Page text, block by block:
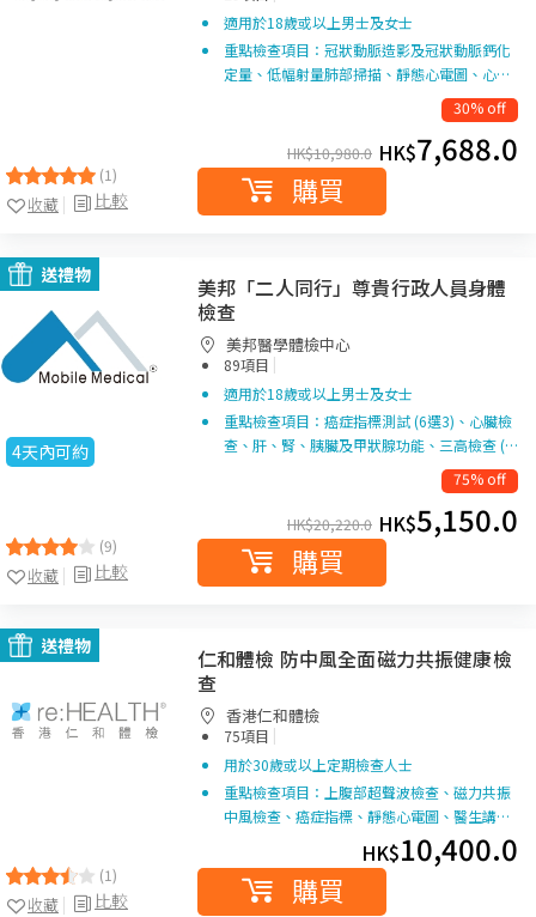
(1)
比較
收藏
適用於18歲或以上男士及女士
重點檢查項目：冠狀動脈造影及冠狀動脈鈣化
定量、低幅射量肺部掃描、靜態心電圖、心…
30% off
HK$10,980.0 HK$7,688.0
購買
送禮物
4天內可約
(9)
比較
收藏
美邦「二人同行」尊貴行政人員身體
檢查
美邦醫學體檢中心
89項目 |
適用於18歲或以上男士及女士
重點檢查項目：癌症指標測試 (6選3)、心臟檢
查、肝、腎、胰臟及甲狀腺功能、三高檢查 (…
75% off
HK$20,220.0 HK$5,150.0
購買
送禮物
(1)
比較
收藏
仁和體檢 防中風全面磁力共振健康檢
查
香港仁和體檢
75項目 |
用於30歲或以上定期檢查人士
重點檢查項目：上腹部超聲波檢查、磁力共振
中風檢查、癌症指標、靜態心電圖、醫生講…
HK$10,400.0
購買